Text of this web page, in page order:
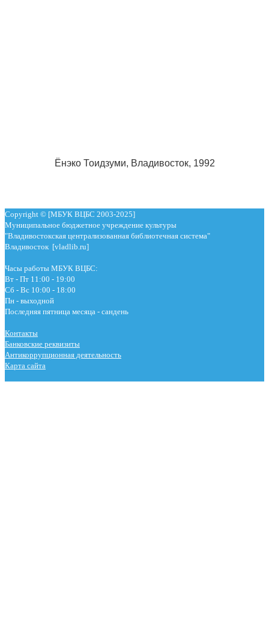
Ёнэко Тоидзуми, Владивосток, 1992
Copyright © [МБУК ВЦБС 2003-2025]
Муниципальное бюджетное учреждение культуры
"Владивостокская централизованная библиотечная система"
Владивосток [vladlib.ru]
Часы работы МБУК ВЦБС:
Вт - Пт 11:00 - 19:00
Сб - Вс 10:00 - 18:00
Пн - выходной
Последняя пятница месяца - сандень
Контакты
Банковские реквизиты
Антикоррупционная деятельность
Карта сайта